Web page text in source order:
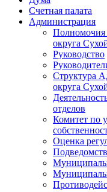
Счетная палата
Администрация
округа
Руководство
Структура
округа
отделов
Комитет по
Оценка